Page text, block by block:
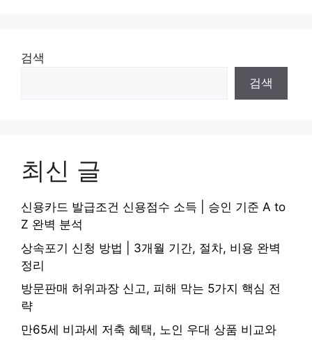
검색
검색
최신 글
신용카드 발급조건 신용점수 소득 | 승인 기준 A to
Z 완벽 분석
상속포기 신청 방법 | 3개월 기간, 절차, 비용 완벽
정리
방문판매 허위과장 신고, 피해 막는 5가지 핵심 전
략
만65세 비과세 저축 혜택, 노인 우대 상품 비교와